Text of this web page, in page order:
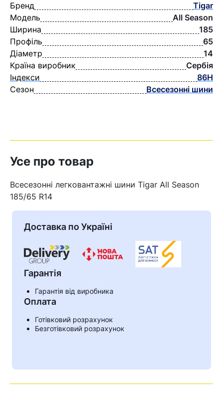
Кошик
Бренд
Tigar
Модель
All Season
Ширина
185
Профіль
65
Діаметр
14
Країна виробник
Сербія
Індекси
86H
Сезон
Всесезонні шини
Усе про товар
Всесезонні легковантажні шини Tigar All Season
185/65 R14
Доставка по Україні
Гарантія
Гарантія від виробника
Оплата
Готівковий розрахунок
Безготівковий розрахунок